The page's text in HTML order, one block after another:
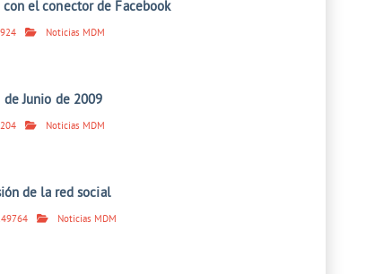
el conector de Facebook
Noticias MDM
Junio de 2009
Noticias MDM
de la red social
Noticias MDM